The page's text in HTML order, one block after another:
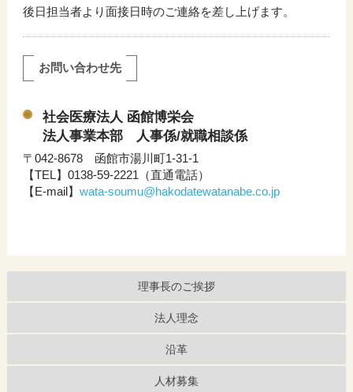
後日担当者より面接日時のご連絡を差し上げます。
お問い合わせ先
社会医療法人 函館博栄会
法人事業本部 人事係/就職相談係
〒042-8678 函館市湯川町1-31-1
【TEL】0138-59-2221（直通電話）
【E-mail】 wata-soumu@hakodatewatanabe.co.jp
理事長のご挨拶
法人理念
沿革
人材募集